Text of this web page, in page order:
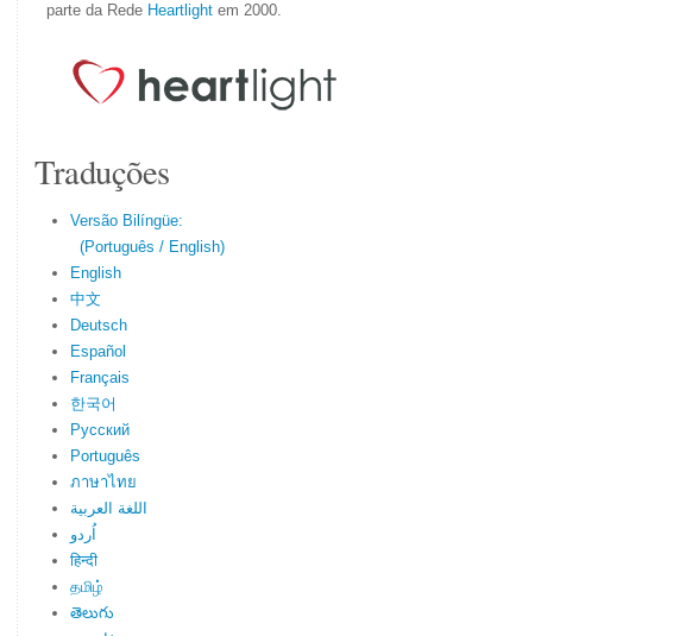
parte da Rede Heartlight em 2000.
Traduções
Versão Bilíngüe:
(Português / English)
English
中文
Deutsch
Español
Français
한국어
Русский
Português
ภาษาไทย
اللغة العربية
اُردو
हिन्दी
தமிழ்
తెలుగు